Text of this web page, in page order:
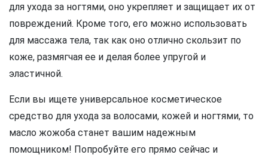
для ухода за ногтями, оно укрепляет и защищает их от
повреждений. Кроме того, его можно использовать
для массажа тела, так как оно отлично скользит по
коже, размягчая ее и делая более упругой и
эластичной.
Если вы ищете универсальное косметическое
средство для ухода за волосами, кожей и ногтями, то
масло жожоба станет вашим надежным
помощником! Попробуйте его прямо сейчас и